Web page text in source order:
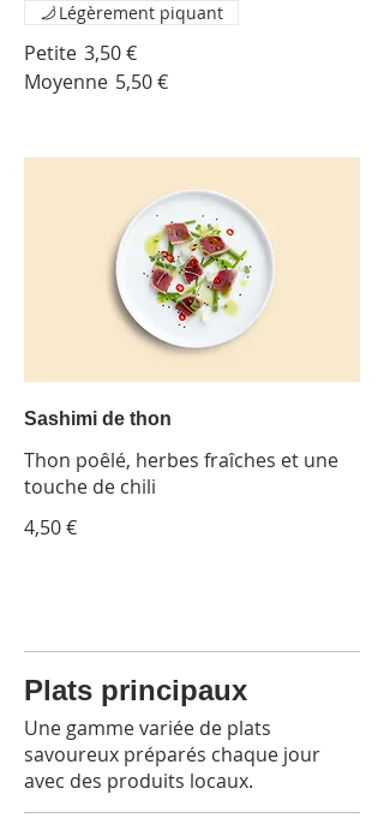
Petite 3,50 €
Moyenne 5,50 €
Légèrement piquant
Sashimi de thon
Thon poêlé, herbes fraîches et une
touche de chili
4,50 €
Plats principaux
Une gamme variée de plats
savoureux préparés chaque jour
avec des produits locaux.